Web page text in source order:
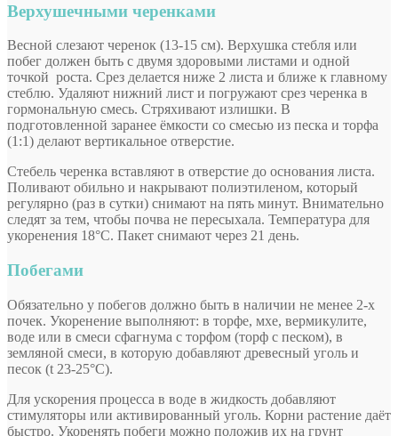
Верхушечными черенками
Весной слезают черенок (13-15 см). Верхушка стебля или
побег должен быть с двумя здоровыми листами и одной
точкой роста. Срез делается ниже 2 листа и ближе к главному
стеблю. Удаляют нижний лист и погружают срез черенка в
гормональную смесь. Стряхивают излишки. В
подготовленной заранее ёмкости со смесью из песка и торфа
(1:1) делают вертикальное отверстие.
Стебель черенка вставляют в отверстие до основания листа.
Поливают обильно и накрывают полиэтиленом, который
регулярно (раз в сутки) снимают на пять минут. Внимательно
следят за тем, чтобы почва не пересыхала. Температура для
укоренения 18°С. Пакет снимают через 21 день.
Побегами
Обязательно у побегов должно быть в наличии не менее 2-х
почек. Укоренение выполняют: в торфе, мхе, вермикулите,
воде или в смеси сфагнума с торфом (торф с песком), в
земляной смеси, в которую добавляют древесный уголь и
песок (t 23-25°C).
Для ускорения процесса в воде в жидкость добавляют
стимуляторы или активированный уголь. Корни растение даёт
быстро. Укоренять побеги можно положив их на грунт